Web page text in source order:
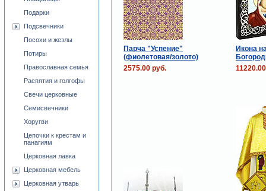
Парча "Успение"
(фиолетовая/золото)
Икона
2575.00 руб.
Подарки
Подсвечники
Посохи и жезлы
Потиры
Православная семья
Распятия и голгофы
Свечи церковные
Семисвечники
Хоругви
Цепочки к крестам и
панагиям
Церковная лавка
Церковная мебель
Церковная утварь